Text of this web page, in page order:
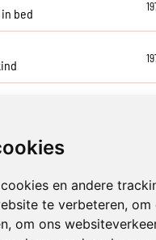
en andere
te verbeteren, om
om ons
bed
Luister nu naar
Nederlandstalige muziek
landen hoor je hier al 20
digitale kwaliteit op je